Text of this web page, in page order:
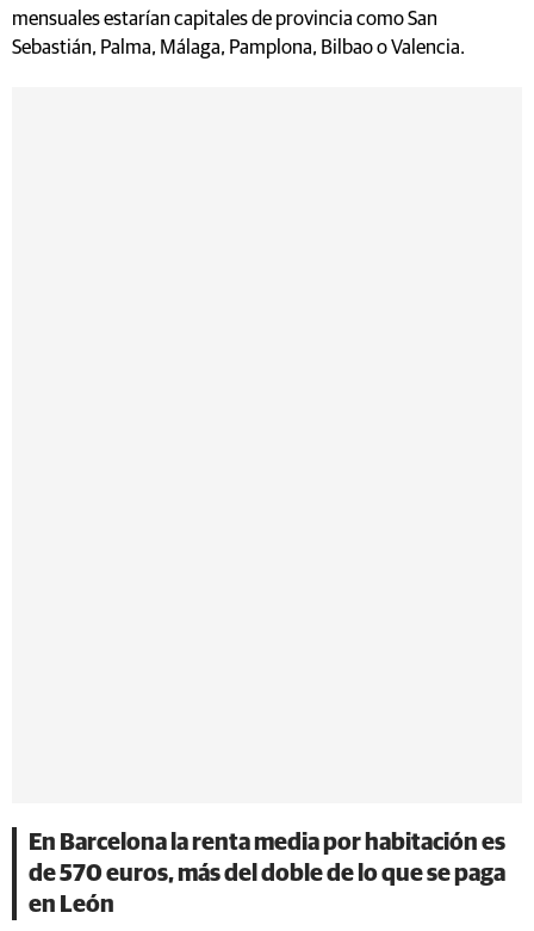
mensuales estarían capitales de provincia como San
Sebastián, Palma, Málaga, Pamplona, Bilbao o Valencia.
En Barcelona la renta media por habitación es
de 570 euros, más del doble de lo que se paga
en León